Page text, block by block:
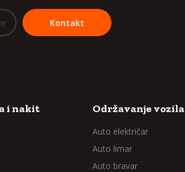
Kontakt
i nakit Održavanje vozila
Auto električar
Auto limar
Auto bravar